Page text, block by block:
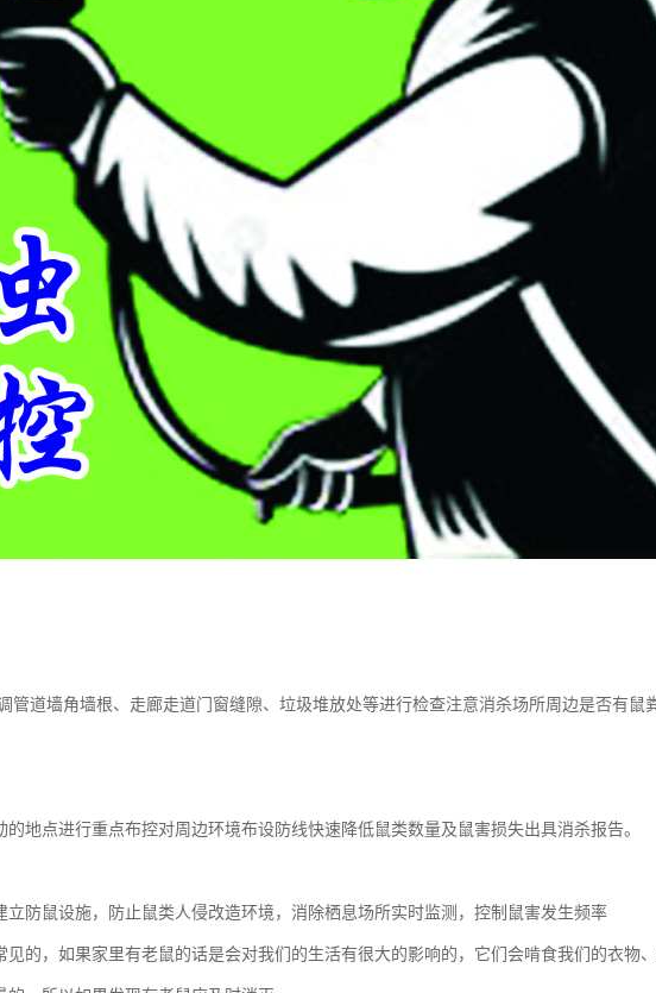
管道墙角墙根、走廊走道门窗缝隙、垃圾堆放处等进行检查注意消杀场所周边是否有鼠
地点进行重点布控对周边环境布设防线快速降低鼠类数量及鼠害损失出具消杀报告。
立防鼠设施，防止鼠类人侵改造环境，消除栖息场所实时监测，控制鼠害发生频率
见的，如果家里有老鼠的话是会对我们的生活有很大的影响的，它们会啃食我们的衣物